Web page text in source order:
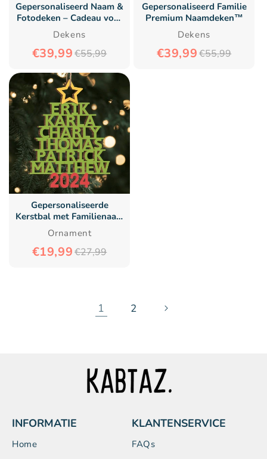
Gepersonaliseerd Naam &
Fotodeken – Cadeau voor
Familie –
Gepersonaliseerd Deken
Dekens
€39,99€55,99
Gepersonaliseerd Familie
Premium Naamdeken™
Dekens
€39,99€55,99
Gepersonaliseerde
Kerstbal met Familienaam
- Gepersonaliseerd
Kerstcadeau voor Familie
Ornament
€19,99€27,99
1 2
INFORMATIE
Home
KLANTENSERVICE
FAQs